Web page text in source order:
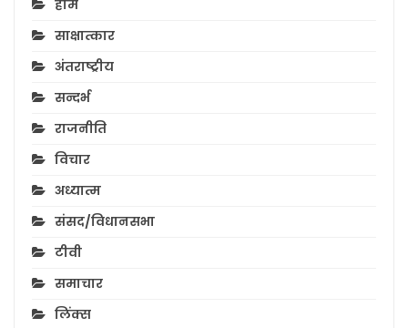
होम
साक्षात्कार
अंतराष्ट्रीय
सन्दर्भ
राजनीति
विचार
अध्यात्म
संसद/विधानसभा
टीवी
समाचार
लिंक्स